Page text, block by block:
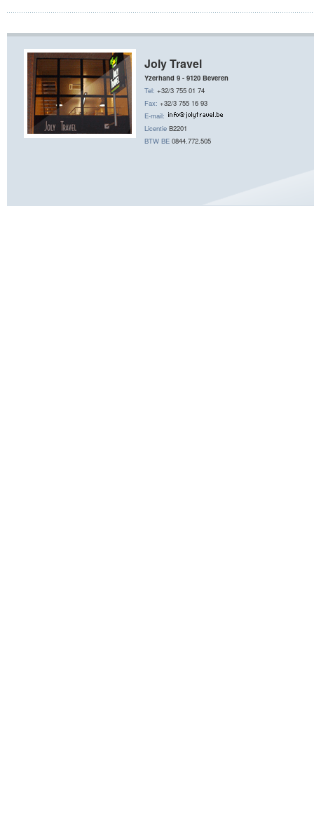
Joly Travel
Yzerhand 9 - 9120 Beveren
Tel: +32/3 755 01 74
Fax: +32/3 755 16 93
E-mail:
Licentie B2201
BTW BE 0844.772.505